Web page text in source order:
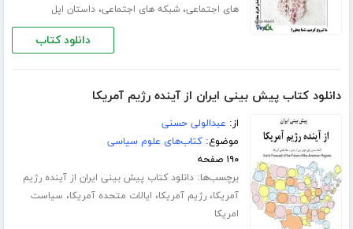
های اجتماعی،شبکه های اجتماعی،داستان اپل
دانلود کتاب
دانلود کتاب پیش بینی ایران از آینده رژیم آمریکا
از: عبدالولی حسنی
موضوع:کتاب‌های علوم سیاسی
۱۹۰ صفحه
برچسب‌ها:دانلود کتاب پیش بینی ایران از آینده رژیم
آمریکا،رژیم آمریکا، ایالات متحده آمریکا، سیاست
امریکا